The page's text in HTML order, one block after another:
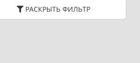
РАСКРЫТЬ ФИЛЬТР